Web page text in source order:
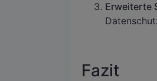
Erweiterte
Fazit